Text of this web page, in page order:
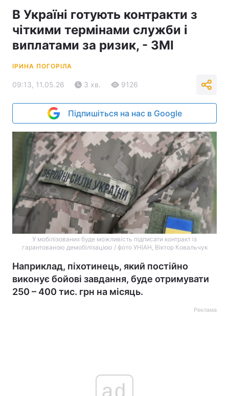
В Україні готують контракти з
чіткими термінами служби і
виплатами за ризик, - ЗМІ
ІРИНА ПОГОРІЛА
09:13, 11.05.26 3 хв. 9126
Підпишіться на нас в Google
У мобілізованих буде можливість підписати контракт із
гарантованою демобілізацією / фото УНІАН, Віктор Ковальчук
Наприклад, піхотинець, який постійно
виконує бойові завдання, буде отримувати
250 – 400 тис. грн на місяць.
Реклама
ad